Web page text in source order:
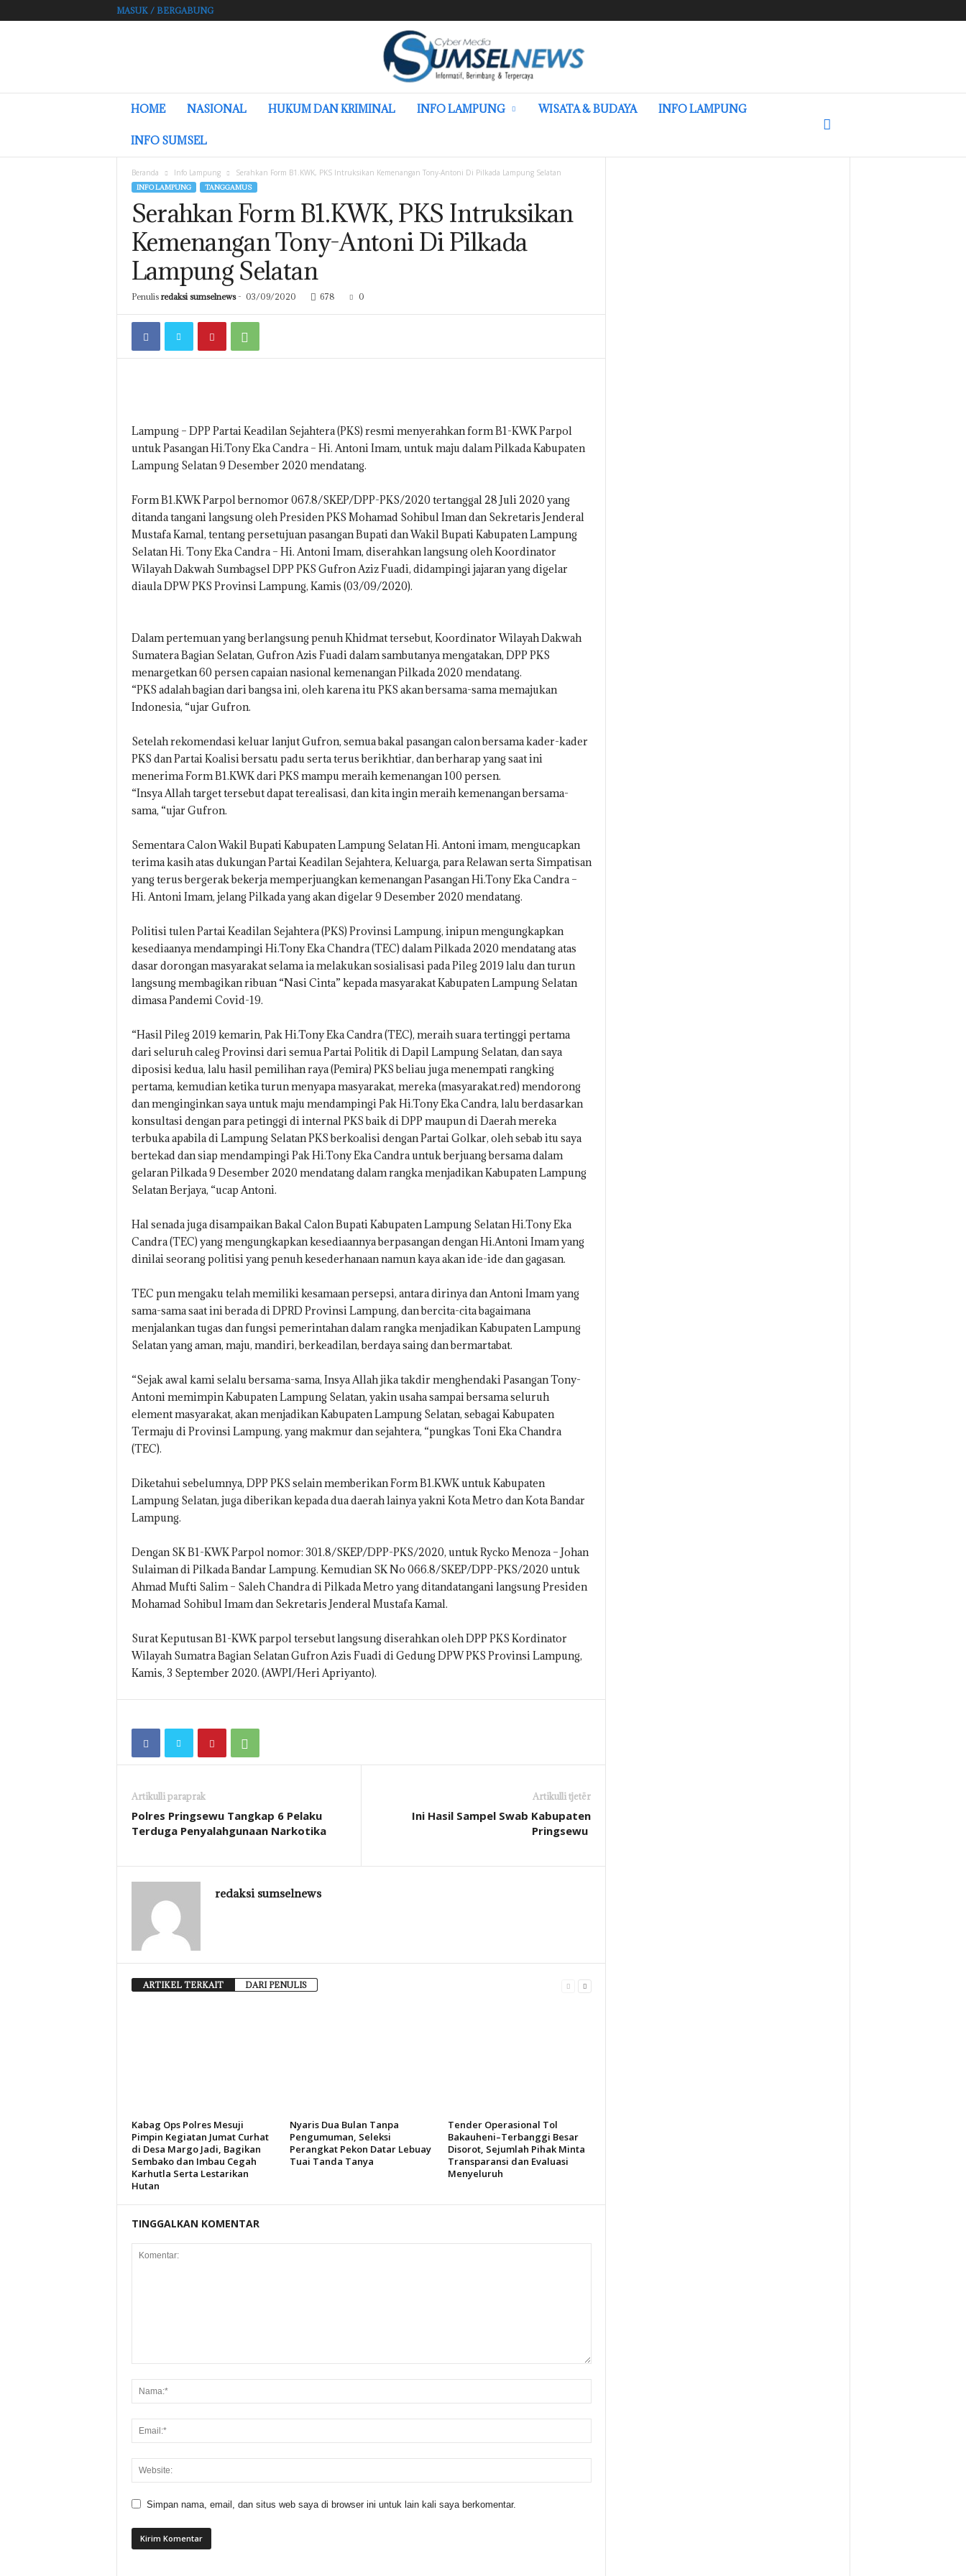
MASUK / BERGABUNG
U
HOME NASIONAL HUKUM DAN KRIMINAL INFO LAMPUNG WISATA & BUDAYA INFO LAMPUNG
INFO SUMSEL
Beranda Info Lampung Serahkan Form B1.KWK, PKS Intruksikan Kemenangan Tony-Antoni Di Pilkada Lampung Selatan
INFO LAMPUNG TANGGAMUS
Serahkan Form B1.KWK, PKS Intruksikan
Kemenangan Tony-Antoni Di Pilkada
Lampung Selatan
Penulis redaksi sumselnews- 03/09/2020 678 0
Lampung – DPP Partai Keadilan Sejahtera (PKS) resmi menyerahkan form B1-KWK Parpol
untuk Pasangan Hi.Tony Eka Candra – Hi. Antoni Imam, untuk maju dalam Pilkada Kabupaten
Lampung Selatan 9 Desember 2020 mendatang.
Form B1.KWK Parpol bernomor 067.8/SKEP/DPP-PKS/2020 tertanggal 28 Juli 2020 yang
ditanda tangani langsung oleh Presiden PKS Mohamad Sohibul Iman dan Sekretaris Jenderal
Mustafa Kamal, tentang persetujuan pasangan Bupati dan Wakil Bupati Kabupaten Lampung
Selatan Hi. Tony Eka Candra – Hi. Antoni Imam, diserahkan langsung oleh Koordinator
Wilayah Dakwah Sumbagsel DPP PKS Gufron Aziz Fuadi, didampingi jajaran yang digelar
diaula DPW PKS Provinsi Lampung, Kamis (03/09/2020).
Dalam pertemuan yang berlangsung penuh Khidmat tersebut, Koordinator Wilayah Dakwah
Sumatera Bagian Selatan, Gufron Azis Fuadi dalam sambutanya mengatakan, DPP PKS
menargetkan 60 persen capaian nasional kemenangan Pilkada 2020 mendatang.
“PKS adalah bagian dari bangsa ini, oleh karena itu PKS akan bersama-sama memajukan
Indonesia, “ujar Gufron.
Setelah rekomendasi keluar lanjut Gufron, semua bakal pasangan calon bersama kader-kader
PKS dan Partai Koalisi bersatu padu serta terus berikhtiar, dan berharap yang saat ini
menerima Form B1.KWK dari PKS mampu meraih kemenangan 100 persen.
“Insya Allah target tersebut dapat terealisasi, dan kita ingin meraih kemenangan bersama-
sama, “ujar Gufron.
Sementara Calon Wakil Bupati Kabupaten Lampung Selatan Hi. Antoni imam, mengucapkan
terima kasih atas dukungan Partai Keadilan Sejahtera, Keluarga, para Relawan serta Simpatisan
yang terus bergerak bekerja memperjuangkan kemenangan Pasangan Hi.Tony Eka Candra –
Hi. Antoni Imam, jelang Pilkada yang akan digelar 9 Desember 2020 mendatang.
Politisi tulen Partai Keadilan Sejahtera (PKS) Provinsi Lampung, inipun mengungkapkan
kesediaanya mendampingi Hi.Tony Eka Chandra (TEC) dalam Pilkada 2020 mendatang atas
dasar dorongan masyarakat selama ia melakukan sosialisasi pada Pileg 2019 lalu dan turun
langsung membagikan ribuan “Nasi Cinta” kepada masyarakat Kabupaten Lampung Selatan
dimasa Pandemi Covid-19.
“Hasil Pileg 2019 kemarin, Pak Hi.Tony Eka Candra (TEC), meraih suara tertinggi pertama
dari seluruh caleg Provinsi dari semua Partai Politik di Dapil Lampung Selatan, dan saya
diposisi kedua, lalu hasil pemilihan raya (Pemira) PKS beliau juga menempati rangking
pertama, kemudian ketika turun menyapa masyarakat, mereka (masyarakat.red) mendorong
dan menginginkan saya untuk maju mendampingi Pak Hi.Tony Eka Candra, lalu berdasarkan
konsultasi dengan para petinggi di internal PKS baik di DPP maupun di Daerah mereka
terbuka apabila di Lampung Selatan PKS berkoalisi dengan Partai Golkar, oleh sebab itu saya
bertekad dan siap mendampingi Pak Hi.Tony Eka Candra untuk berjuang bersama dalam
gelaran Pilkada 9 Desember 2020 mendatang dalam rangka menjadikan Kabupaten Lampung
Selatan Berjaya, “ucap Antoni.
Hal senada juga disampaikan Bakal Calon Bupati Kabupaten Lampung Selatan Hi.Tony Eka
Candra (TEC) yang mengungkapkan kesediaannya berpasangan dengan Hi.Antoni Imam yang
dinilai seorang politisi yang penuh kesederhanaan namun kaya akan ide-ide dan gagasan.
TEC pun mengaku telah memiliki kesamaan persepsi, antara dirinya dan Antoni Imam yang
sama-sama saat ini berada di DPRD Provinsi Lampung, dan bercita-cita bagaimana
menjalankan tugas dan fungsi pemerintahan dalam rangka menjadikan Kabupaten Lampung
Selatan yang aman, maju, mandiri, berkeadilan, berdaya saing dan bermartabat.
“Sejak awal kami selalu bersama-sama, Insya Allah jika takdir menghendaki Pasangan Tony-
Antoni memimpin Kabupaten Lampung Selatan, yakin usaha sampai bersama seluruh
element masyarakat, akan menjadikan Kabupaten Lampung Selatan, sebagai Kabupaten
Termaju di Provinsi Lampung, yang makmur dan sejahtera, “pungkas Toni Eka Chandra
(TEC).
Diketahui sebelumnya, DPP PKS selain memberikan Form B1.KWK untuk Kabupaten
Lampung Selatan, juga diberikan kepada dua daerah lainya yakni Kota Metro dan Kota Bandar
Lampung.
Dengan SK B1-KWK Parpol nomor: 301.8/SKEP/DPP-PKS/2020, untuk Rycko Menoza – Johan
Sulaiman di Pilkada Bandar Lampung. Kemudian SK No 066.8/SKEP/DPP-PKS/2020 untuk
Ahmad Mufti Salim – Saleh Chandra di Pilkada Metro yang ditandatangani langsung Presiden
Mohamad Sohibul Imam dan Sekretaris Jenderal Mustafa Kamal.
Surat Keputusan B1-KWK parpol tersebut langsung diserahkan oleh DPP PKS Kordinator
Wilayah Sumatra Bagian Selatan Gufron Azis Fuadi di Gedung DPW PKS Provinsi Lampung,
Kamis, 3 September 2020. (AWPI/Heri Apriyanto).
Artikulli paraprak
Polres Pringsewu Tangkap 6 Pelaku
Terduga Penyalahgunaan Narkotika
Artikulli tjetër
Ini Hasil Sampel Swab Kabupaten
Pringsewu
redaksi sumselnews
ARTIKEL TERKAIT DARI PENULIS
Kabag Ops Polres Mesuji
Pimpin Kegiatan Jumat Curhat
di Desa Margo Jadi, Bagikan
Sembako dan Imbau Cegah
Karhutla Serta Lestarikan
Hutan
Nyaris Dua Bulan Tanpa
Pengumuman, Seleksi
Perangkat Pekon Datar Lebuay
Tuai Tanda Tanya
Tender Operasional Tol
Bakauheni–Terbanggi Besar
Disorot, Sejumlah Pihak Minta
Transparansi dan Evaluasi
Menyeluruh
TINGGALKAN KOMENTAR
Simpan nama, email, dan situs web saya di browser ini untuk lain kali saya berkomentar.